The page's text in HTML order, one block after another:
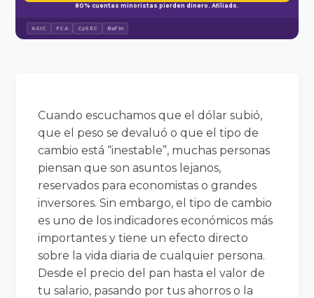
80% cuentas minoristas pierden dinero. Afiliado.
ASIC FCA CySEC BaFin
Cuando escuchamos que el dólar subió,
que el peso se devaluó o que el tipo de
cambio está “inestable”, muchas personas
piensan que son asuntos lejanos,
reservados para economistas o grandes
inversores. Sin embargo, el tipo de cambio
es uno de los indicadores económicos más
importantes y tiene un efecto directo
sobre la vida diaria de cualquier persona.
Desde el precio del pan hasta el valor de
tu salario, pasando por tus ahorros o la